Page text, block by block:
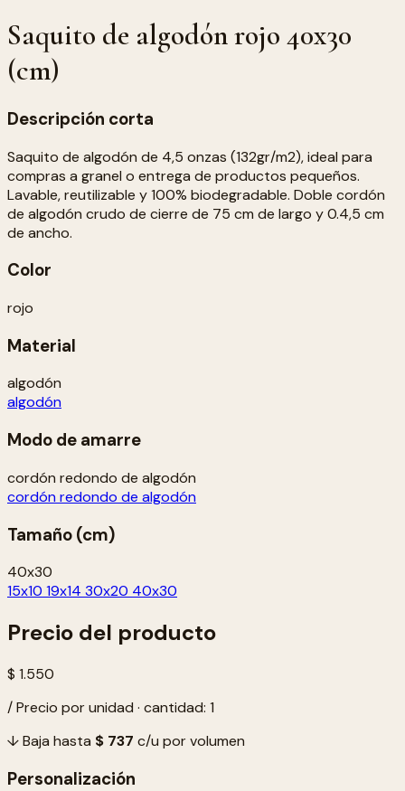
Saquito de algodón rojo 40x30
(cm)
Descripción corta
Saquito de algodón de 4,5 onzas (132gr/m2), ideal para
compras a granel o entrega de productos pequeños.
Lavable, reutilizable y 100% biodegradable. Doble cordón
de algodón crudo de cierre de 75 cm de largo y 0.4,5 cm
de ancho.
Color
rojo
Material
algodón
algodón
Modo de amarre
cordón redondo de algodón
cordón redondo de algodón
Tamaño (cm)
40x30
15x10 19x14 30x20 40x30
Precio del producto
$ 1.550
/ Precio por unidad · cantidad: 1
↓ Baja hasta $ 737 c/u por volumen
Personalización